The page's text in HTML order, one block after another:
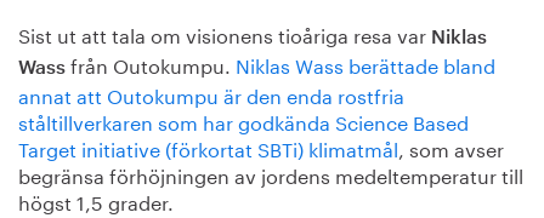
Sist ut att tala om visionens tioåriga resa var Niklas
Wass från Outokumpu. Niklas Wass berättade bland
annat att Outokumpu är den enda rostfria
ståltillverkaren som har godkända Science Based
Target initiative (förkortat SBTi) klimatmål, som avser
begränsa förhöjningen av jordens medeltemperatur till
högst 1,5 grader.